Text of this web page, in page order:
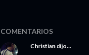
COMENTARIOS
Christian dijo…